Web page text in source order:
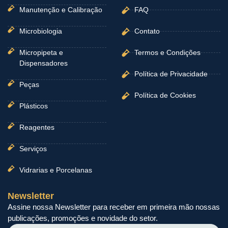
Manutenção e Calibração
Microbiologia
Micropipeta e
Dispensadores
Peças
Plásticos
Reagentes
Serviços
Vidrarias e Porcelanas
FAQ
Contato
Termos e Condições
Política de Privacidade
Política de Cookies
Newsletter
Assine nossa Newsletter para receber em primeira mão nossas
publicações, promoções e novidade do setor.